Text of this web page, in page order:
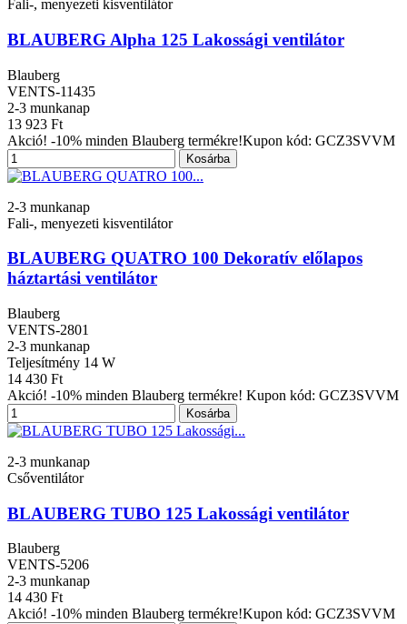
Fali-, menyezeti kisventilátor
BLAUBERG Alpha 125 Lakossági ventilátor
Blauberg
VENTS-11435
2-3 munkanap
13 923 Ft
Akció! -10% minden Blauberg termékre!Kupon kód: GCZ3SVVM
Kosárba
2-3 munkanap
Fali-, menyezeti kisventilátor
BLAUBERG QUATRO 100 Dekoratív előlapos
háztartási ventilátor
Blauberg
VENTS-2801
2-3 munkanap
Teljesítmény 14 W
14 430 Ft
Akció! -10% minden Blauberg termékre! Kupon kód: GCZ3SVVM
Kosárba
2-3 munkanap
Csőventilátor
BLAUBERG TUBO 125 Lakossági ventilátor
Blauberg
VENTS-5206
2-3 munkanap
14 430 Ft
Akció! -10% minden Blauberg termékre!Kupon kód: GCZ3SVVM